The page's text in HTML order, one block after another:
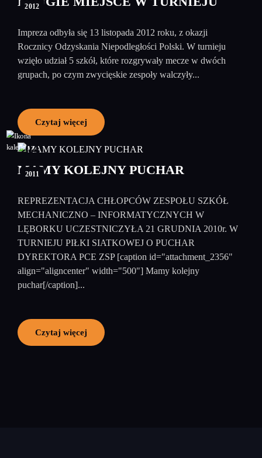
2012
Impreza odbyła się 13 listopada 2012 roku, z okazji
Rocznicy Odzyskania Niepodległości Polski. W turnieju
wzięło udział 5 szkół, które rozgrywały mecze w dwóch
grupach, po czym zwycięskie zespoły walczyły...
Czytaj więcej
04
2011
MAMY KOLEJNY PUCHAR
REPREZENTACJA CHŁOPCÓW ZESPOŁU SZKÓŁ
MECHANICZNO – INFORMATYCZNYCH W
LĘBORKU UCZESTNICZYŁA 21 GRUDNIA 2010r. W
TURNIEJU PIŁKI SIATKOWEJ O PUCHAR
DYREKTORA PCE ZSP [caption id="attachment_2356"
align="aligncenter" width="500"] Mamy kolejny
puchar[/caption]...
Czytaj więcej